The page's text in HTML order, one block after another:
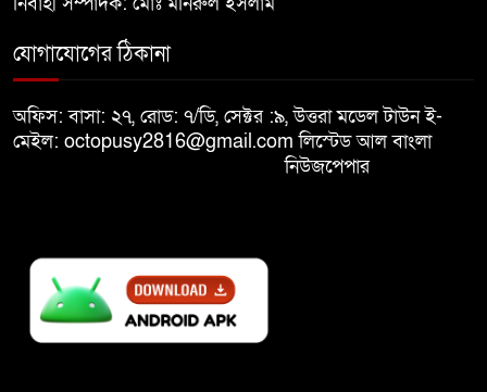
৯
বিজয় দিবসে দীঘিনালায় জামায়াতে
ইসলামীর বর্ণাঢ্য র‍্যালি
যোগাযোগের ঠিকানা
অফিস: বাসা: ২৭, রোড: ৭/ডি, সেক্টর :৯, উত্তরা মডেল টাউন ই-
মেইল: octopusy2816@gmail.comলিস্টেড আল বাংলা
নিউজপেপার